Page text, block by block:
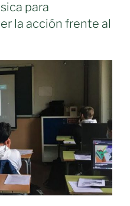
para
la acción frente al